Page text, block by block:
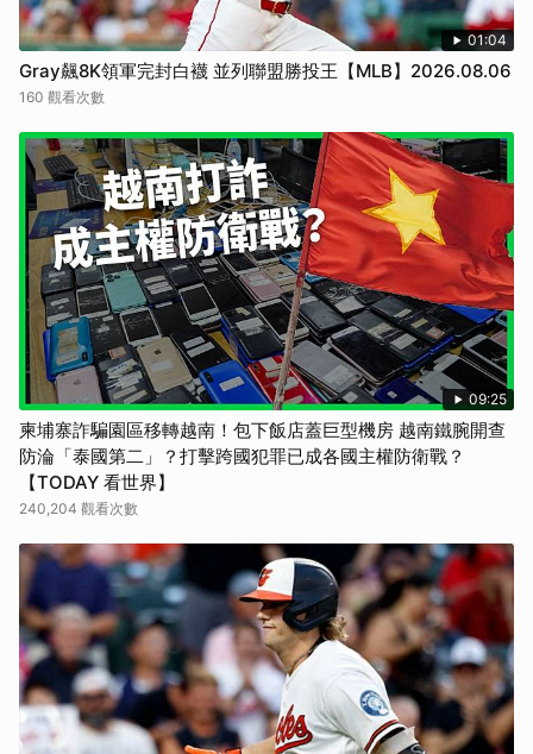
01:04
Gray飆8K領軍完封白襪 並列聯盟勝投王【MLB】2026.08.06
160 觀看次數
09:25
柬埔寨詐騙園區移轉越南！包下飯店蓋巨型機房 越南鐵腕開查
防淪「泰國第二」？打擊跨國犯罪已成各國主權防衛戰？
【TODAY 看世界】
240,204 觀看次數